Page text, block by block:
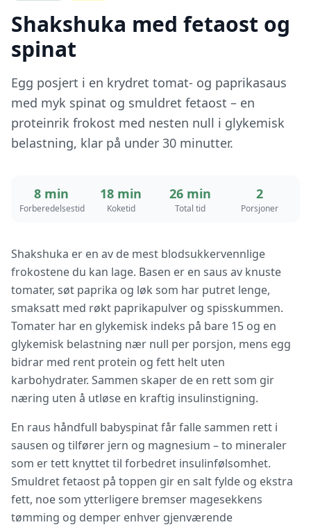
Shakshuka med fetaost og
spinat
Egg posjert i en krydret tomat- og paprikasaus
med myk spinat og smuldret fetaost – en
proteinrik frokost med nesten null i glykemisk
belastning, klar på under 30 minutter.
8 min
Forberedelsestid
18 min
Koketid
26 min
Total tid
2
Porsjoner
Shakshuka er en av de mest blodsukkervennlige
frokostene du kan lage. Basen er en saus av knuste
tomater, søt paprika og løk som har putret lenge,
smaksatt med røkt paprikapulver og spisskummen.
Tomater har en glykemisk indeks på bare 15 og en
glykemisk belastning nær null per porsjon, mens egg
bidrar med rent protein og fett helt uten
karbohydrater. Sammen skaper de en rett som gir
næring uten å utløse en kraftig insulinstigning.
En raus håndfull babyspinat får falle sammen rett i
sausen og tilfører jern og magnesium – to mineraler
som er tett knyttet til forbedret insulinfølsomhet.
Smuldret fetaost på toppen gir en salt fylde og ekstra
fett, noe som ytterligere bremser magesekkens
tømming og demper enhver gjenværende